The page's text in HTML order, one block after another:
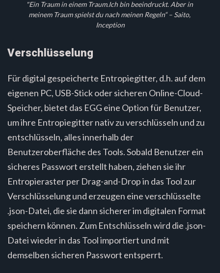
"Ein Traum in einem Traum.Ich bin beeindruckt. Aber in
meinem Traum spielst du nach meinen Regeln“ – Saito,
Inception
Verschlüsselung
Für digital gespeicherte Entropiegitter, d.h. auf dem
eigenen PC, USB-Stick oder sicheren Online-Cloud-
Speicher, bietet das EGG eine Option für Benutzer,
um ihre Entropiegitter nativ zu verschlüsseln und zu
entschlüsseln, alles innerhalb der
Benutzeroberfläche des Tools. Sobald Benutzer ein
sicheres Passwort erstellt haben, ziehen sie ihr
Entropieraster per Drag-and-Drop in das Tool zur
Verschlüsselung und erzeugen eine verschlüsselte
.json-Datei, die sie dann sicherer im digitalen Format
speichern können. Zum Entschlüsseln wird die .json-
Datei wieder in das Tool importiert und mit
demselben sicheren Passwort entsperrt.